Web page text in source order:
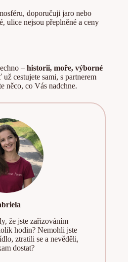
doporučuji jaro nebo
ulice nejsou přeplněné a ceny
– historii, moře, výborné
už cestujete sami, s partnerem
něco, co Vás nadchne.
že jste zařizováním
hodin? Nemohli jste
ztratili se a nevěděli,
dostat?